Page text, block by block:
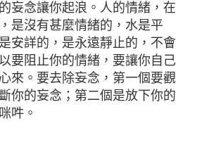
妄念讓你起浪。人的情緒，在
是沒有甚麼情緒的，水是平
安詳的，是永遠靜止的，不會
要阻止你的情緒，要讓你自己
來。要去除妄念，第一個要觀
你的妄念；第二個是放下你的
吽。